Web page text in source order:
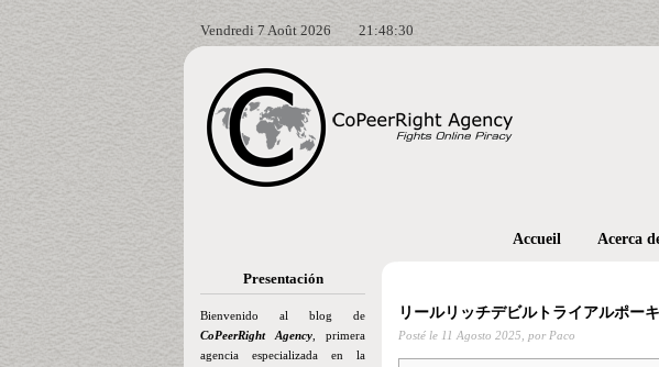
Vendredi 7 Août 2026 21:48:31
Presentación
Bienvenido al blog de
CoPeerRight Agency , primera
agencia especializada en la
Accueil Acerca
リールリッチデビルトライアルポー
Posté le 11 Agosto 2025, por Paco